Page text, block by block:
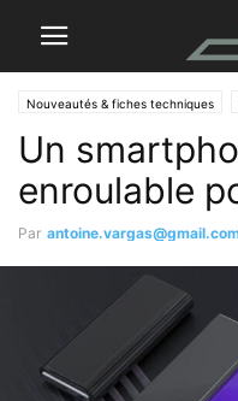
Nouveautés & fiches techniques
Un
enroulable
Par